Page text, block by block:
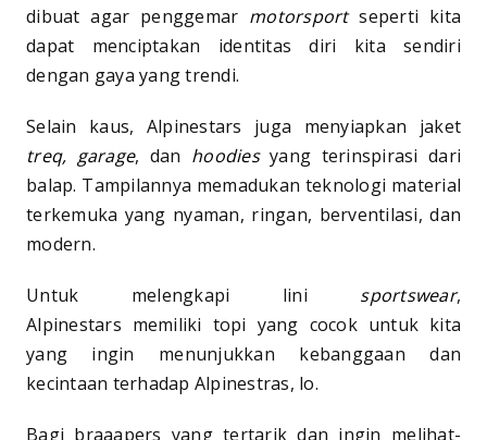
dibuat agar penggemar motorsportseperti kita
dapat menciptakan identitas diri kita sendiri
dengan gaya yang trendi.
Selain kaus, Alpinestars juga menyiapkan jaket
treq, garage, dan hoodiesyang terinspirasi dari
balap. Tampilannya memadukan teknologi material
terkemuka yang nyaman, ringan, berventilasi, dan
modern.
Untuk melengkapi lini sportswear,
Alpinestars memiliki topi yang cocok untuk kita
yang ingin menunjukkan kebanggaan dan
kecintaan terhadap Alpinestras, lo.
Bagi braaapers yang tertarik dan ingin melihat-